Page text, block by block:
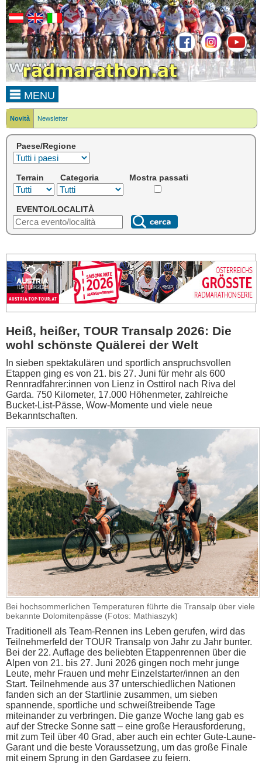
MENU
Novità Newsletter
Paese/Regione
Terrain Categoria Mostra passati
EVENTO/LOCALITÀ
Heiß, heißer, TOUR Transalp 2026: Die
wohl schönste Quälerei der Welt
In sieben spektakulären und sportlich anspruchsvollen
Etappen ging es von 21. bis 27. Juni für mehr als 600
Rennradfahrer:innen von Lienz in Osttirol nach Riva del
Garda. 750 Kilometer, 17.000 Höhenmeter, zahlreiche
Bucket-List-Pässe, Wow-Momente und viele neue
Bekanntschaften.
Bei hochsommerlichen Temperaturen führte die Transalp über viele
bekannte Dolomitenpässe (Fotos: Mathiaszyk)
Traditionell als Team-Rennen ins Leben gerufen, wird das
Teilnehmerfeld der TOUR Transalp von Jahr zu Jahr bunter.
Bei der 22. Auflage des beliebten Etappenrennen über die
Alpen von 21. bis 27. Juni 2026 gingen noch mehr junge
Leute, mehr Frauen und mehr Einzelstarter/innen an den
Start. Teilnehmende aus 37 unterschiedlichen Nationen
fanden sich an der Startlinie zusammen, um sieben
spannende, sportliche und schweißtreibende Tage
miteinander zu verbringen. Die ganze Woche lang gab es
auf der Strecke Sonne satt – eine große Herausforderung,
mit zum Teil über 40 Grad, aber auch ein echter Gute-Laune-
Garant und die beste Voraussetzung, um das große Finale
mit einem Sprung in den Gardasee zu feiern.